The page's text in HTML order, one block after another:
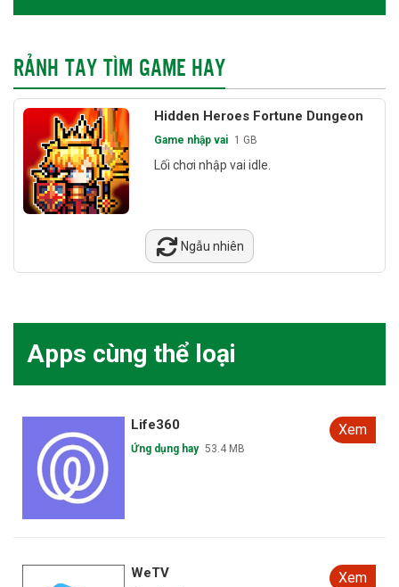
RẢNH TAY TÌM GAME HAY
Hidden Heroes Fortune Dungeon
Game nhập vai 1 GB
Lối chơi nhập vai idle.
Ngẫu nhiên
Apps cùng thể loại
Life360
Ứng dụng hay 53.4 MB
Xem
WeTV Xem